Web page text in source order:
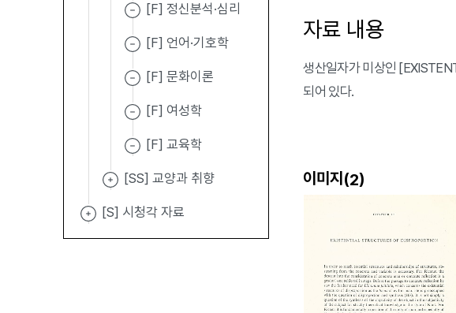
[F] 정신분석·심리
[F] 언어·기호학
[F] 문화이론
[F] 여성학
[F] 교육학
[SS] 교양과 취향
[S] 시청각 자료
자료 내용
생산일자가 미상인
되어 있다.
이미지(2)